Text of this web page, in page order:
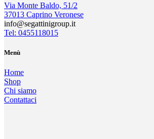
Via Monte Baldo, 51/2
37013 Caprino Veronese
info@segattinigroup.it
Tel: 0455118015
Menù
Home
Shop
Chi siamo
Contattaci